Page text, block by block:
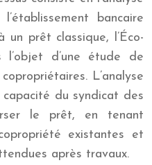
bancaire
un prêt classique, l’Éco-
d’une étude de
L’analyse
du syndicat des
le prêt, en tenant
existantes et
après travaux.